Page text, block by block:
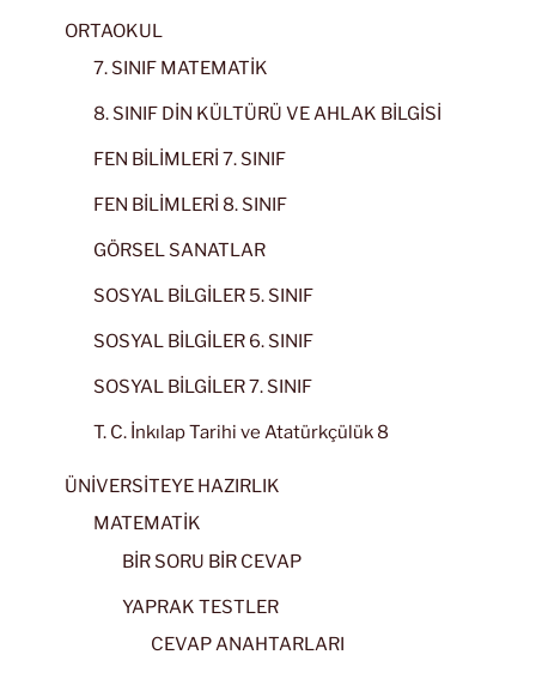
ORTAOKUL
7. SINIF MATEMATİK
8. SINIF DİN KÜLTÜRÜ VE AHLAK BİLGİSİ
FEN BİLİMLERİ 7. SINIF
FEN BİLİMLERİ 8. SINIF
GÖRSEL SANATLAR
SOSYAL BİLGİLER 5. SINIF
SOSYAL BİLGİLER 6. SINIF
SOSYAL BİLGİLER 7. SINIF
T. C. İnkılap Tarihi ve Atatürkçülük 8
ÜNİVERSİTEYE HAZIRLIK
MATEMATİK
BİR SORU BİR CEVAP
YAPRAK TESTLER
CEVAP ANAHTARLARI